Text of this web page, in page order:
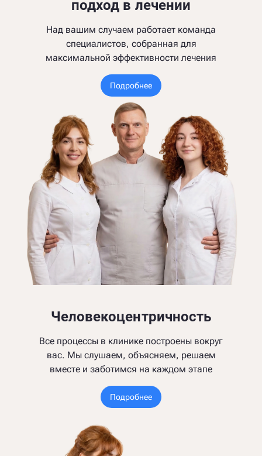
подход в лечении
Над вашим случаем работает команда
специалистов, собранная для
максимальной эффективности лечения
Подробнее
Человекоцентричность
Все процессы в клинике построены вокруг
вас. Мы слушаем, объясняем, решаем
вместе и заботимся на каждом этапе
Подробнее